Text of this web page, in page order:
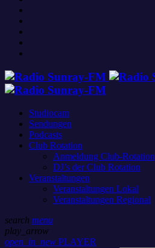
Studiocam
Sendungen
Podcasts
Club Rotation
Anmeldung Club-Rotation
DJ’s der Club Rotation
Veranstaltungen
Veranstaltungen Lokal
Veranstaltungen Regional
search menu
play_arrow
open_in_new PLAYER